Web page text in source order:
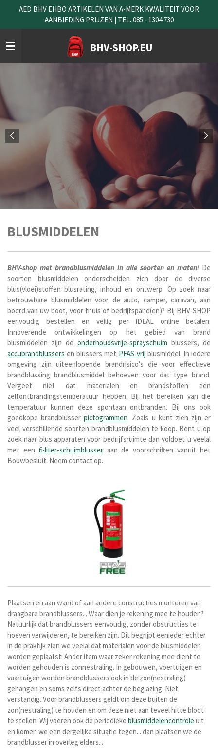
naar
de
hoofdinhoud
BHV-SHOP.EU
AED BHV EHBO ARTIKELEN VAN A-MERK KWALITEIT VOOR
AANBIEDING PRIJZEN | TEL. 085 - 1304 730
BLUSMIDDELEN
BHV-shop met brandblusmiddelen in alle soorten en maten! De
soorten blusmiddelen onderscheiden zich door de diverse
blus(vloei)stoffen blusrating, inhoud en ontwerp. Op zoek naar
betrouwbare blusmiddelen voor de auto, camper, caravan, aan
boord van uw boot, voor thuis of bedrijfspand(en)? Bij BHV-SHOP
eenvoudig bestellen en veilig per iDEAL online betalen.
Innoverende ontwikkelingen op het gebied van brand
blusmiddelen zijn de onderhoudsvrije-sprayschuim blussers, de
accubrandblussers en blussers met PFAS-vrij blusmiddel. In iedere
omgeving zijn uiteenlopende brandrisico's die voor effectieve
brandblussing brandblusmiddel behoeven voor dat type brand.
Vergeet niet dat materialen en brandstoffen een
zelfontbrandingstemperatuur hebben. Bij het bereiken van die
temperatuur kunnen deze spontaan ontbranden. Bij ons ook
goedkope brandblusserpictogrammen. Zoals u kunt zien zijn er
veel verschillende soorten brandblusmiddelen te koop. Bent u op
zoek naar blus apparaten voor bedrijfsruimte dan voldoet u veelal
met een 6-liter-schuimblusseraan de voorschriften vanuit het
Bouwbesluit. Neem contact op.
Plaatsen en aan wand of aan andere constructies monteren van
draagbare brandblussers... Waar dien je rekening mee te houden?
Natuurlijk dat brandblussers eenvoudig, zonder obstructies te
hoeven verwijderen, te bereiken zijn. Dit begrijpt eenieder echter
in de praktijk zien we veelal dat materialen voor de blusmiddelen
worden geplaatst. Ander item waar zeker rekening mee dient te
worden gehouden is zonnestraling. In gebouwen, voertuigen en
vaartuigen worden brandblussers ook in de zon(nestraling)
gehangen en soms zelfs direct achter de beglazing. Niet
verstandig. Voor brandblussers geldt om deze buiten de
zon(nestraling) te houden en om deze niet aan teveel hitte bloot
te stellen. Wij voeren ook de periodieke blusmiddelencontrole uit
en komen we een dergelijke situatie tegen... dan plaatsen we de
brandblusser in overleg elders...